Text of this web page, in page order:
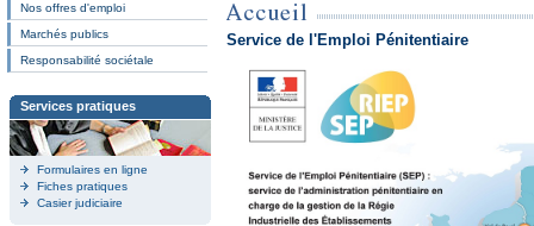
Nos offres d'emploi
Marchés publics
Responsabilité sociétale
Services pratiques
Formulaires en ligne
Fiches pratiques
Casier judiciaire
Service de l'Emploi Pénitentiaire